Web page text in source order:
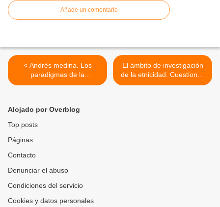
Añade un comentario
< Andrés medina. Los
paradigmas de la
antropología mexicana.
El ámbito de investigación
de la etnicidad. Cuestiones
clave. >
Alojado por Overblog
Top posts
Páginas
Contacto
Denunciar el abuso
Condiciones del servicio
Cookies y datos personales